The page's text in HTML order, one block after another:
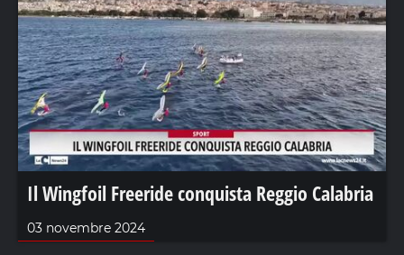
Il Wingfoil Freeride conquista Reggio Calabria
03 novembre 2024